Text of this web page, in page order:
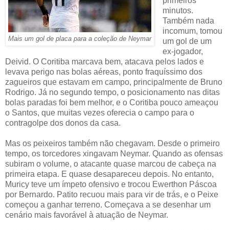
Mais um gol de placa para a coleção de Neymar
minutos.
Também nada
incomum, tomou
um gol de um
ex-jogador,
Deivid. O Coritiba marcava bem, atacava pelos lados e
levava perigo nas bolas aéreas, ponto fraquíssimo dos
zagueiros que estavam em campo, principalmente de Bruno
Rodrigo. Já no segundo tempo, o posicionamento nas ditas
bolas paradas foi bem melhor, e o Coritiba pouco ameaçou
o Santos, que muitas vezes oferecia o campo para o
contragolpe dos donos da casa.
Mas os peixeiros também não chegavam. Desde o primeiro
tempo, os torcedores xingavam Neymar. Quando as ofensas
subiram o volume, o atacante quase marcou de cabeça na
primeira etapa. E quase desapareceu depois. No entanto,
Muricy teve um ímpeto ofensivo e trocou Ewerthon Páscoa
por Bernardo. Patito recuou mais para vir de trás, e o Peixe
começou a ganhar terreno. Começava a se desenhar um
cenário mais favorável à atuação de Neymar.